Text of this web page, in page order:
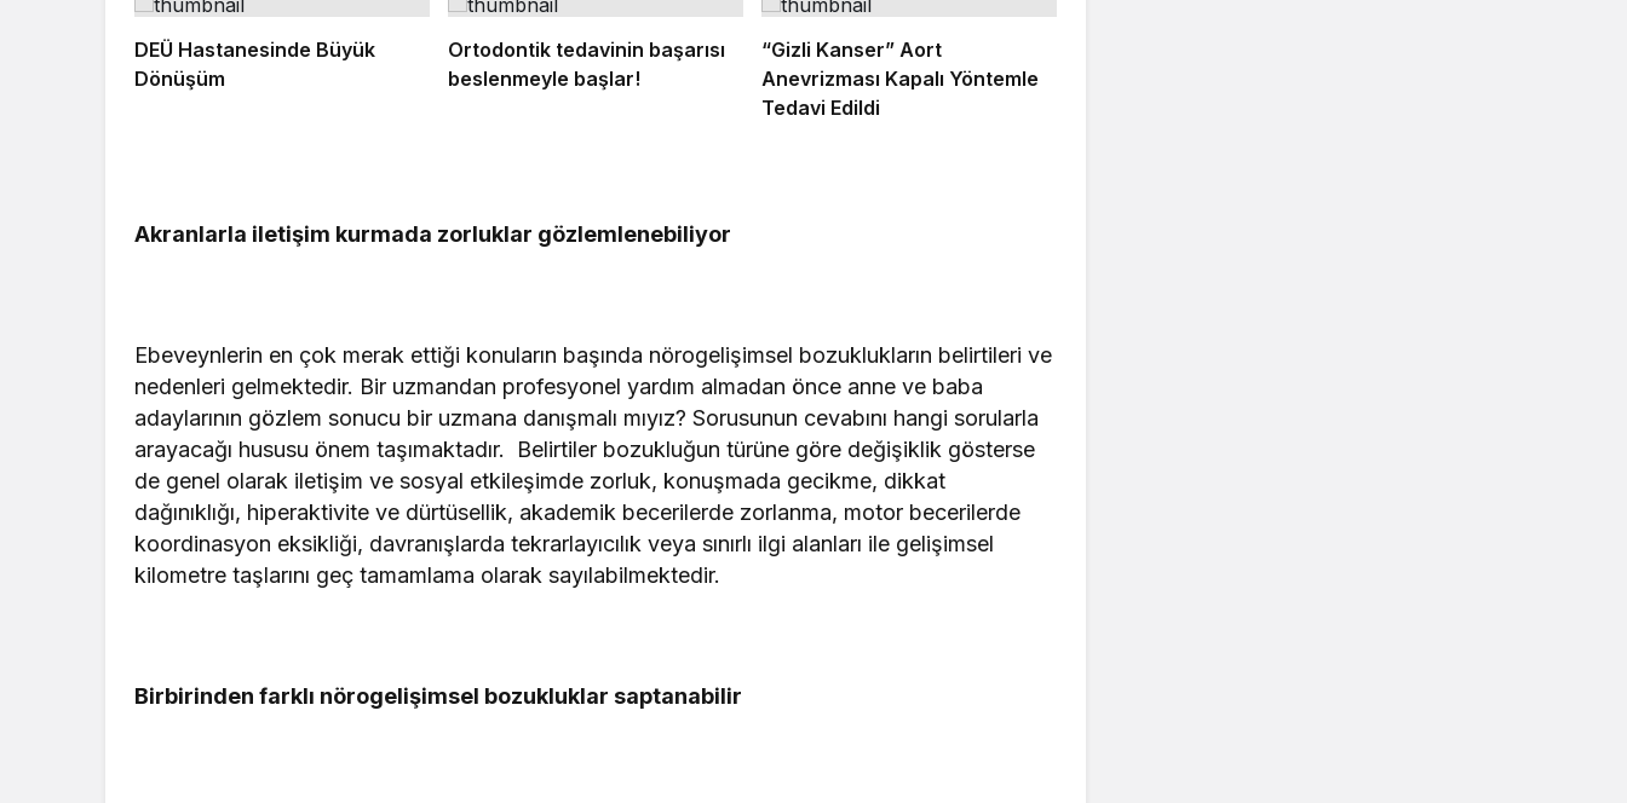
DEÜ Hastanesinde Büyük
Dönüşüm
Ortodontik tedavinin başarısı
beslenmeyle başlar!
“Gizli Kanser” Aort
Anevrizması Kapalı Yöntemle
Tedavi Edildi
Akranlarla iletişim kurmada zorluklar gözlemlenebiliyor
Ebeveynlerin en çok merak ettiği konuların başında nörogelişimsel bozuklukların belirtileri ve
nedenleri gelmektedir. Bir uzmandan profesyonel yardım almadan önce anne ve baba
adaylarının gözlem sonucu bir uzmana danışmalı mıyız? Sorusunun cevabını hangi sorularla
arayacağı hususu önem taşımaktadır. Belirtiler bozukluğun türüne göre değişiklik gösterse
de genel olarak iletişim ve sosyal etkileşimde zorluk, konuşmada gecikme, dikkat
dağınıklığı, hiperaktivite ve dürtüsellik, akademik becerilerde zorlanma, motor becerilerde
koordinasyon eksikliği, davranışlarda tekrarlayıcılık veya sınırlı ilgi alanları ile gelişimsel
kilometre taşlarını geç tamamlama olarak sayılabilmektedir.
Birbirinden farklı nörogelişimsel bozukluklar saptanabilir